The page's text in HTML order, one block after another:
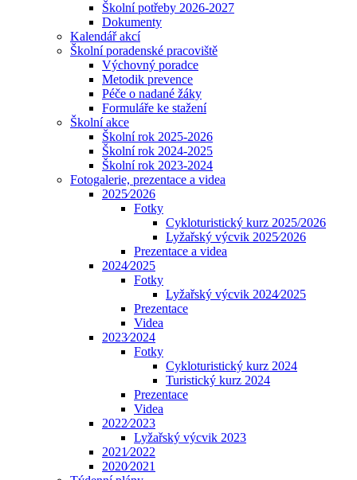
Školní potřeby 2026-2027
Dokumenty
Kalendář akcí
Školní poradenské pracoviště
Výchovný poradce
Metodik prevence
Péče o nadané žáky
Formuláře ke stažení
Školní akce
Školní rok 2025-2026
Školní rok 2024-2025
Školní rok 2023-2024
Fotogalerie, prezentace a videa
2025⁄2026
Fotky
Cykloturistický kurz 2025/2026
Lyžařský výcvik 2025⁄2026
Prezentace a videa
2024⁄2025
Fotky
Lyžařský výcvik 2024⁄2025
Prezentace
Videa
2023⁄2024
Fotky
Cykloturistický kurz 2024
Turistický kurz 2024
Prezentace
Videa
2022⁄2023
Lyžařský výcvik 2023
2021⁄2022
2020⁄2021